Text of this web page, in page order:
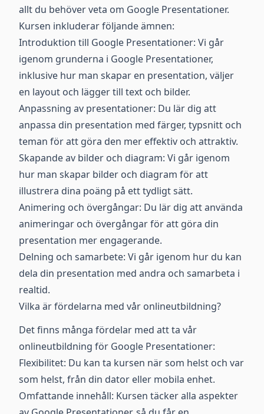
allt du behöver veta om Google Presentationer.
Kursen inkluderar följande ämnen:
Introduktion till Google Presentationer: Vi går
igenom grunderna i Google Presentationer,
inklusive hur man skapar en presentation, väljer
en layout och lägger till text och bilder.
Anpassning av presentationer: Du lär dig att
anpassa din presentation med färger, typsnitt och
teman för att göra den mer effektiv och attraktiv.
Skapande av bilder och diagram: Vi går igenom
hur man skapar bilder och diagram för att
illustrera dina poäng på ett tydligt sätt.
Animering och övergångar: Du lär dig att använda
animeringar och övergångar för att göra din
presentation mer engagerande.
Delning och samarbete: Vi går igenom hur du kan
dela din presentation med andra och samarbeta i
realtid.
Vilka är fördelarna med vår onlineutbildning?
Det finns många fördelar med att ta vår
onlineutbildning för Google Presentationer:
Flexibilitet: Du kan ta kursen när som helst och var
som helst, från din dator eller mobila enhet.
Omfattande innehåll: Kursen täcker alla aspekter